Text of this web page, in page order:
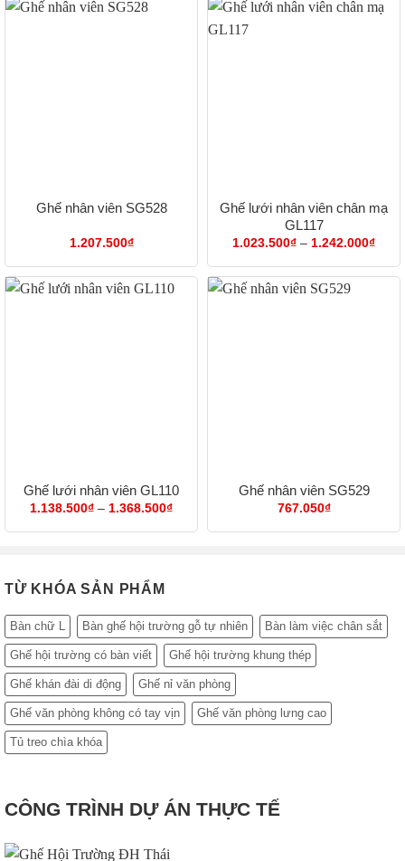
Ghế nhân viên SG528
1.207.500₫
Ghế lưới nhân viên chân mạ
GL117
1.023.500₫ – 1.242.000₫
từ
Ghế lưới nhân viên GL110
1.138.500₫ – 1.368.500₫Khoảng
từ
Ghế nhân viên SG529
767.050₫
TỪ KHÓA SẢN PHẨM
Bàn chữ L Bàn ghế hội trường gỗ tự nhiên Bàn làm việc chân sắt
Ghế hội trường có bàn viết Ghế hội trường khung thép
Ghế khán đài di động Ghế nỉ văn phòng
Ghế văn phòng không có tay vịn Ghế văn phòng lưng cao
Tủ treo chìa khóa
CÔNG TRÌNH DỰ ÁN THỰC TẾ